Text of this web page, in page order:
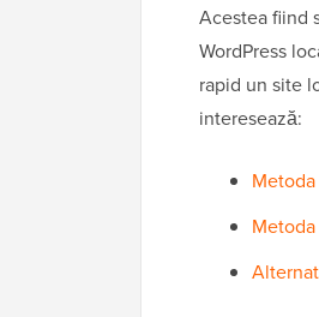
Acestea fiind
WordPress
rapid un site
interesează: